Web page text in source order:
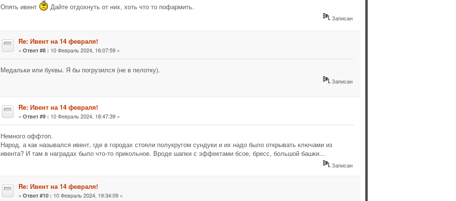
Опять ивент Дайте отдохнуть от них, хоть что то пофармить.
Записан
Re: Ивент на 14 февраля!
« Ответ #8 : 10 Февраль 2024, 16:07:59 »
Медальки или буквы. Я бы погрузился (не в пелотку).
Записан
Re: Ивент на 14 февраля!
« Ответ #9 : 10 Февраль 2024, 18:47:39 »
Немного оффтоп.
Народ, а как назывался ивент, где в городах стояли полукругом сундуки и их надо было открывать ключами из
ивента? И там в наградах было что-то прикольное. Вроде шапки с эффектами бсое, бресс, большой башки...
Записан
Re: Ивент на 14 февраля!
« Ответ #10 : 10 Февраль 2024, 19:34:09 »